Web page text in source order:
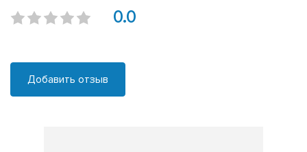
0.0
Добавить отзыв